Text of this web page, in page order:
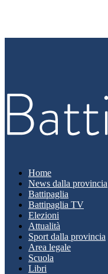
Home
News dalla provincia
Battipaglia
Battipaglia TV
Elezioni
Attualità
Sport dalla provincia
Area legale
Scuola
Libri